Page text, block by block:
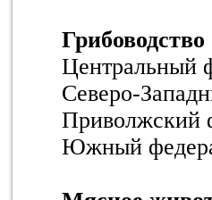
Центральный
Северо-
Приволжский
Южный